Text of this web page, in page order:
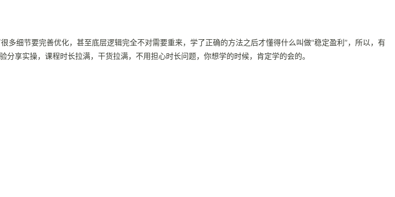
细节要完善优化，甚至底层逻辑完全不对需要重来，学了正确的方法之后才懂得什么叫做“稳定盈利”，所以，有
享实操，课程时长拉满，干货拉满，不用担心时长问题，你想学的时候，肯定学的会的。